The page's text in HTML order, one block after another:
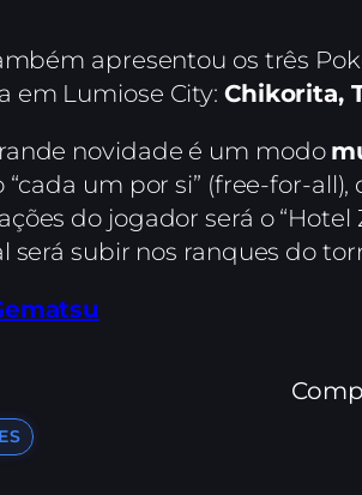
apresentou os três
em Lumiose City: Chikorita,
novidade é um modo
“cada um por si” (free-for-
do jogador será o
será subir nos ranques do